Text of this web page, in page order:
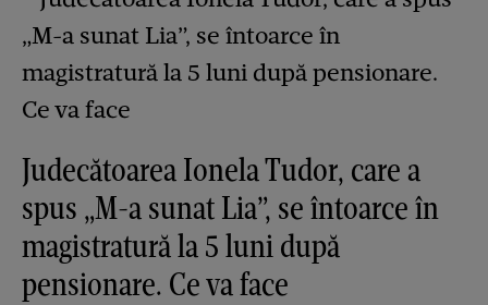
Judecătoarea Ionela Tudor, care a
spus „M-a sunat Lia”, se întoarce în
magistratură la 5 luni după
pensionare. Ce va face